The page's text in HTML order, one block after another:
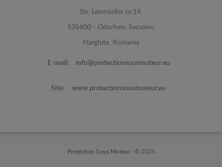
Str. Lemnarilor nr.14.
535600 - Odorheiu Secuiesc
Harghita, Romania
E-mail: info@protectionsousmoteur.eu
Site: www.protectionsousmoteur.eu
Protection Sous Moteur - © 2026